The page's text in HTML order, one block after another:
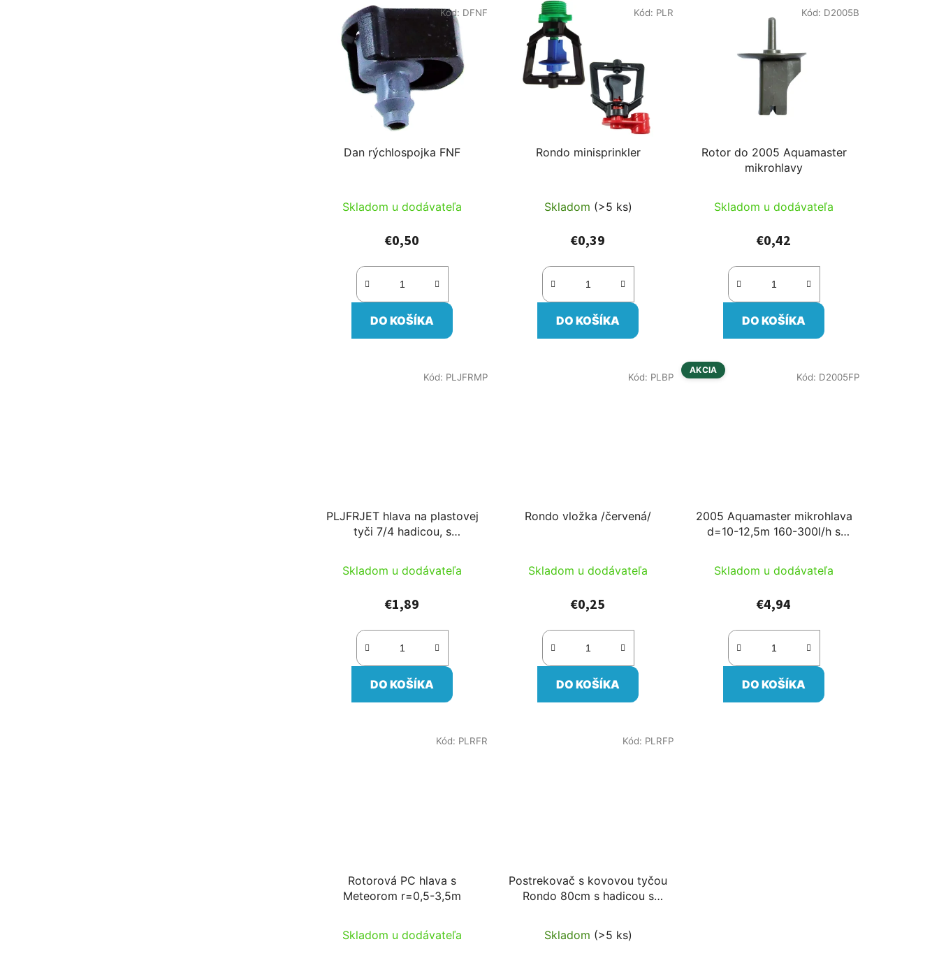
Dan rýchlospojka FNF
Skladom u dodávateľa
€0,50
DO KOŠÍKA
Kód: DFNF
Rondo minisprinkler
Skladom (>5 ks)
€0,39
DO KOŠÍKA
Kód: PLR
Rotor do 2005 Aquamaster
mikrohlavy
Skladom u dodávateľa
€0,42
DO KOŠÍKA
Kód: D2005B
PLJFRJET hlava na plastovej
tyči 7/4 hadicou, s
Skladom u dodávateľa
€1,89
DO KOŠÍKA
Kód: PLJFRMP
Rondo vložka /červená/
Skladom u dodávateľa
€0,25
DO KOŠÍKA
Kód: PLBP
AKCIA
2005 Aquamaster mikrohlava
d=10-12,5m 160-300l/h s
Skladom u dodávateľa
€4,94
DO KOŠÍKA
Kód: D2005FP
Rotorová PC hlava s
Meteorom r=0,5-3,5m
Skladom u dodávateľa
Kód: PLRFR
Postrekovač s kovovou tyčou
Rondo 80cm s hadicou s
Skladom (>5 ks)
Kód: PLRFP